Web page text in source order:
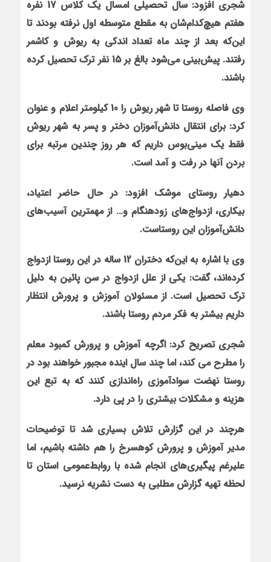
شجری افزود: سال تحصیلی امسال یک کلاس 17 نفره
هفتم هیچ‌کدام‌شان به مقطع متوسطه اول نرفته بودند تا
این‌که بعد از چند ماه تعداد اندکی به ریوش و کاشمر
رفتند. پیش‌بینی می‌شود بالغ بر 15 نفر ترک تحصیل کرده
باشند.
وی فاصله روستا تا شهر ریوش را 10 کیلومتر اعلام و عنوان
کرد: برای انتقال دانش‌آموزان دختر و پسر به شهر ریوش
فقط یک مینی‌بوس داریم که هر روز چندین مرتبه برای
بردن آنها در رفت و آمد است.
دهیار روستای موشک افزود: در حال حاضر اعتیاد،
بیکاری، ازدواج‌های زودهنگام و… از مهمترین آسیب‌های
دانش‌آموزان این روستاست.
وی با اشاره به این‌که دختران 12 ساله در این روستا ازدواج
کرده‌اند، گفت: یکی از علل ازدواج در سن پائین به دلیل
ترک تحصیل است. از مسئولان آموزش و پرورش انتظار
داریم بیشتر به فکر مردم روستا باشند.
شجری تصریح کرد: اگرچه آموزش و پرورش کمبود معلم
را مطرح می کند، اما چند سال اینده مجبور خواهند بود در
روستا نهضت سوادآموزی راه‌اندازی کنند که به تبع این
هزینه و مشکلات بیشتری را در پی دارد.
هرچند در این گزارش تلاش بسیاری شد تا توضیحات
مدیر آموزش و پرورش کوهسرخ را هم داشته باشیم، اما
علیرغم پیگیری‌های انجام شده با روابط‌عمومی استان تا
لحظه تهیه گزارش مطلبی به دست نشریه نرسید.